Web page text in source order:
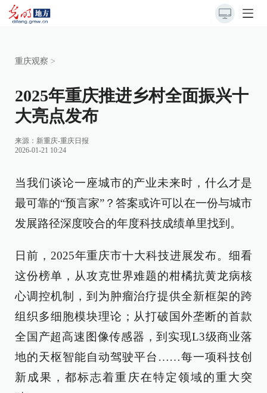
重庆观察 >
2025年重庆推进乡村全面振兴十
大亮点发布
来源： 新重庆-重庆日报
2026-01-21 10:24
当我们谈论一座城市的产业未来时，什么才是
最可靠的“预言家”？答案或许可以在一份与城市
发展路径深度咬合的年度科技成绩单里找到。
日前，2025年重庆市十大科技进展发布。细看
这份榜单，从攻克世界难题的柑橘抗黄龙病核
心调控机制，到为肿瘤治疗提供全新框架的跨
组织多细胞模块理论；从打破国外垄断的首款
全国产超高速图像传感器，到实现L3级商业落
地的天枢智能自动驾驶平台……每一项科技创
新成果，都标志着重庆在特定领域的重大突